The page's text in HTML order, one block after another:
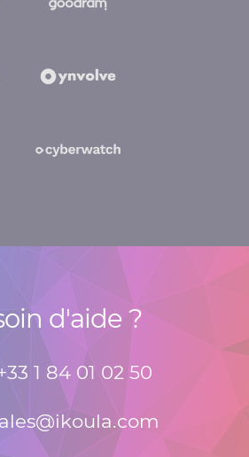
d'aide ?
1 84 01 02 50